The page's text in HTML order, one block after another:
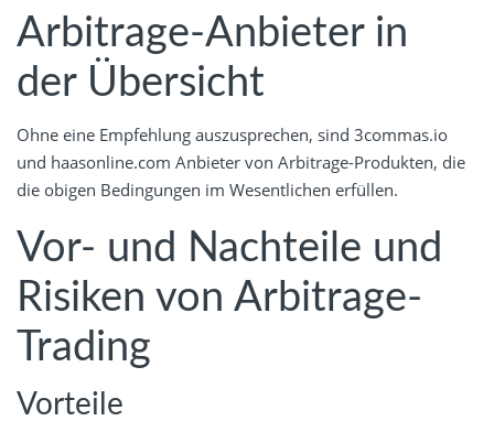
Arbitrage-Anbieter in
der Übersicht
Ohne eine Empfehlung auszusprechen, sind 3commas.io
und haasonline.com Anbieter von Arbitrage-Produkten, die
die obigen Bedingungen im Wesentlichen erfüllen.
Vor- und Nachteile und
Risiken von Arbitrage-
Trading
Vorteile